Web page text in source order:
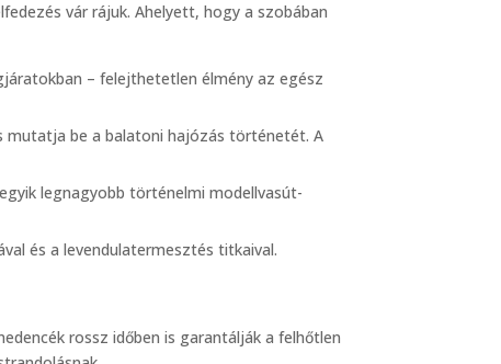
vár rájuk. Ahelyett, hogy a szobában
– felejthetetlen élmény az egész
mutatja be a balatoni hajózás történetét. A
legnagyobb történelmi modellvasút-
és a levendulatermesztés titkaival.
rossz időben is garantálják a felhőtlen